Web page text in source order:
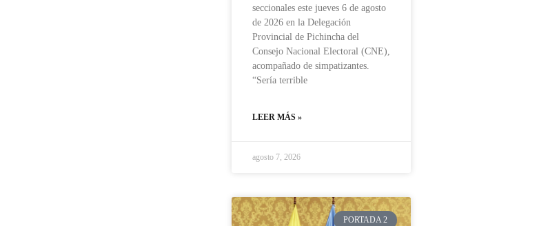
seccionales este jueves 6 de agosto
de 2026 en la Delegación
Provincial de Pichincha del
Consejo Nacional Electoral (CNE),
acompañado de simpatizantes.
“Sería terrible
LEER MÁS »
agosto 7, 2026
PORTADA 2